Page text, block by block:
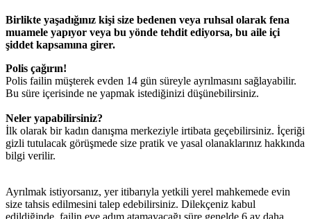
Birlikte yaşadığınız kişi size bedenen veya ruhsal olarak fena
muamele yapıyor veya bu yönde tehdit ediyorsa, bu aile içi
şiddet kapsamına girer.
Polis çağırın!
Polis failin müşterek evden 14 gün süreyle ayrılmasını sağlayabilir.
Bu süre içerisinde ne yapmak istediğinizi düşünebilirsiniz.
Neler yapabilirsiniz?
İlk olarak bir kadın danışma merkeziyle irtibata geçebilirsiniz. İçeriği
gizli tutulacak görüşmede size pratik ve yasal olanaklarınız hakkında
bilgi verilir.
Ayrılmak istiyorsanız, yer itibarıyla yetkili yerel mahkemede evin
size tahsis edilmesini talep edebilirsiniz. Dilekçeniz kabul
edildiğinde, failin eve adım atamayacağı süre genelde 6 ay daha